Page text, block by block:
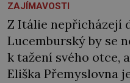
ZAJÍMAVOSTI
Z Itálie nepřicházejí
Lucemburský by se
k tažení svého otce,
Eliška Přemyslovna